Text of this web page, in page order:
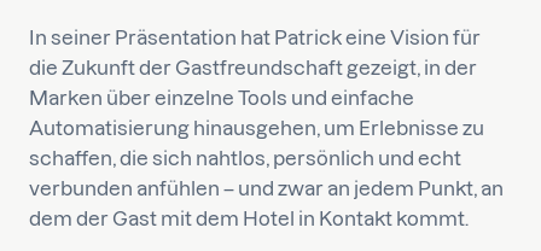
In seiner Präsentation hat Patrick eine Vision für
die Zukunft der Gastfreundschaft gezeigt, in der
Marken über einzelne Tools und einfache
Automatisierung hinausgehen, um Erlebnisse zu
schaffen, die sich nahtlos, persönlich und echt
verbunden anfühlen – und zwar an jedem Punkt, an
dem der Gast mit dem Hotel in Kontakt kommt.